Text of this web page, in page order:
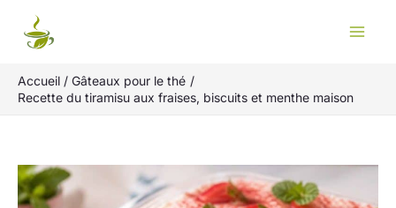
Accueil
Gâteaux pour le thé
Recette du tiramisu aux fraises, biscuits et menthe maison